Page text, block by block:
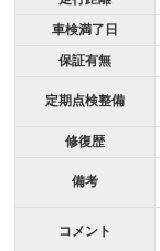
車検満了日
保証有無
定期点検整備
修復歴
備考
コメント